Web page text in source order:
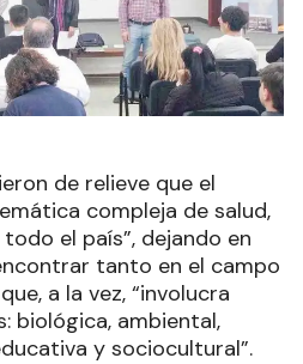
de relieve que el
compleja de salud,
el país”, dejando en
tanto en el campo
a la vez, “involucra
biológica, ambiental,
y sociocultural”.